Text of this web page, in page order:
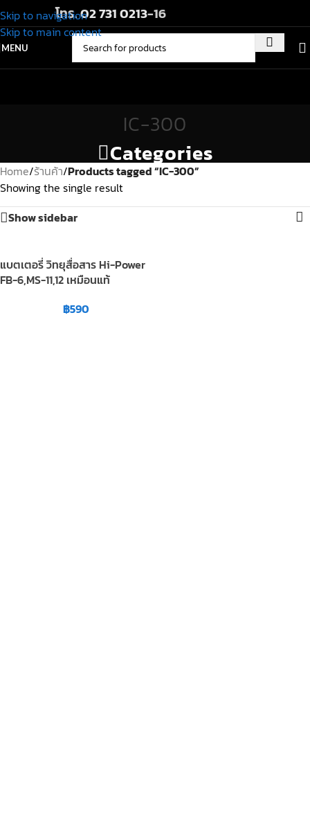
Skip to navigation
Skip to main content
โทร.02 731 0213-16
MENU
IC-300
Categories
Home/ร้านค้า/Products tagged “IC-300”
Showing the single result
Show sidebar
แบตเตอรี่ วิทยุสื่อสาร Hi-Power
FB-6,MS-11,12 เหมือนแท้
฿590